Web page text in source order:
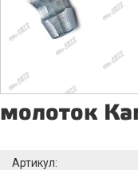
молоток
Артикул: